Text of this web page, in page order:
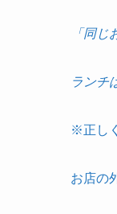
「同
ランチ
※正し
お店の